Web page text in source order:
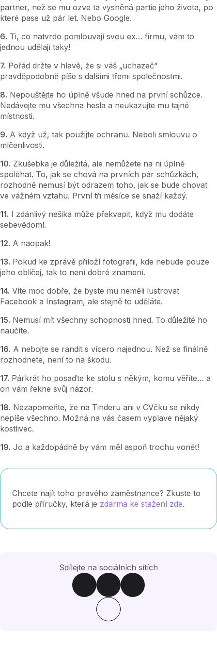
partner, než se mu ozve ta vysněná partie jeho života, po
které pase už pár let. Nebo Google.
6. Ti, co natvrdo pomlouvají svou ex… firmu, vám to
jednou udělají taky!
7. Pořád držte v hlavě, že si váš „uchazeč“
pravděpodobně píše s dalšími třemi společnostmi.
8. Nepouštějte ho úplně všude hned na první schůzce.
Nedávejte mu všechna hesla a neukazujte mu tajné
místnosti.
9. A když už, tak použijte ochranu. Neboli smlouvu o
mlčenlivosti.
10. Zkušebka je důležitá, ale nemůžete na ni úplně
spoléhat. To, jak se chová na prvních pár schůzkách,
rozhodně nemusí být odrazem toho, jak se bude chovat
ve vážném vztahu. První tři měsíce se snaží každý.
11. I zdánlivý nešika může překvapit, když mu dodáte
sebevědomí.
12. A naopak!
13. Pokud ke zprávě přiloží fotografii, kde nebude pouze
jeho obličej, tak to není dobré znamení.
14. Víte moc dobře, že byste mu neměli lustrovat
Facebook a Instagram, ale stejně to uděláte.
15. Nemusí mít všechny schopnosti hned. To důležité ho
naučíte.
16. A nebojte se randit s vícero najednou. Než se finálně
rozhodnete, není to na škodu.
17. Párkrát ho posaďte ke stolu s někým, komu věříte… a
on vám řekne svůj názor.
18. Nezapomeňte, že na Tinderu ani v CVčku se nikdy
nepíše všechno. Možná na vás časem vyplave nějaký
kostlivec.
19. Jo a každopádně by vám měl aspoň trochu vonět!
Chcete najít toho pravého zaměstnance? Zkuste to
podle příručky, která je zdarma ke stažení zde.
Sdílejte na sociálních sítích